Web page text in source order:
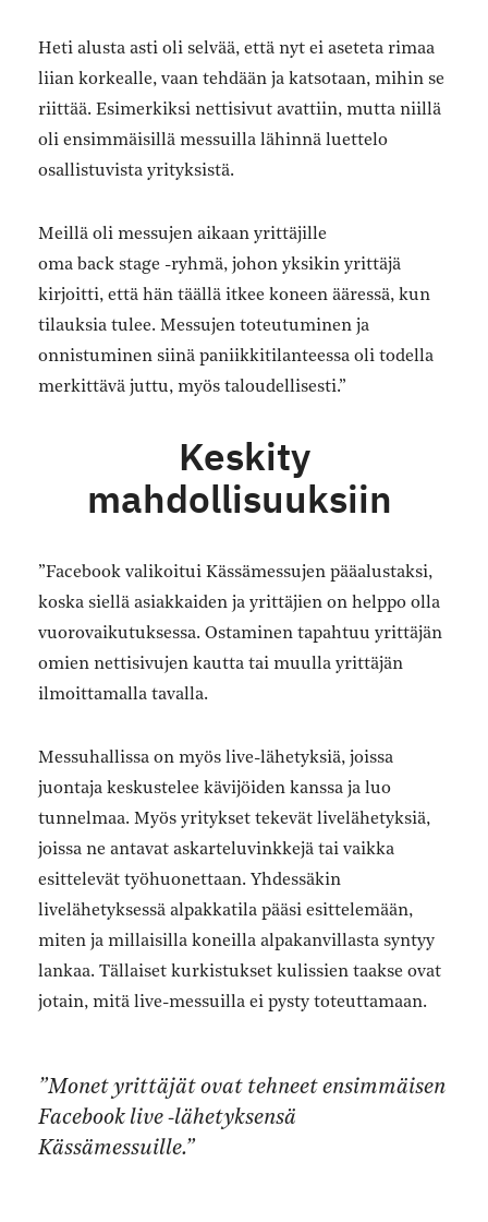
Heti alusta asti oli selvää, että nyt ei aseteta rimaa
liian korkealle, vaan tehdään ja katsotaan, mihin se
riittää. Esimerkiksi nettisivut avattiin, mutta niillä
oli ensimmäisillä messuilla lähinnä luettelo
osallistuvista yrityksistä.
Meillä oli messujen aikaan yrittäjille
oma back stage -ryhmä, johon yksikin yrittäjä
kirjoitti, että hän täällä itkee koneen ääressä, kun
tilauksia tulee. Messujen toteutuminen ja
onnistuminen siinä paniikkitilanteessa oli todella
merkittävä juttu, myös taloudellisesti.”
Keskity
mahdollisuuksiin
”Facebook valikoitui Kässämessujen pääalustaksi,
koska siellä asiakkaiden ja yrittäjien on helppo olla
vuorovaikutuksessa. Ostaminen tapahtuu yrittäjän
omien nettisivujen kautta tai muulla yrittäjän
ilmoittamalla tavalla.
Messuhallissa on myös live-lähetyksiä, joissa
juontaja keskustelee kävijöiden kanssa ja luo
tunnelmaa. Myös yritykset tekevät livelähetyksiä,
joissa ne antavat askarteluvinkkejä tai vaikka
esittelevät työhuonettaan. Yhdessäkin
livelähetyksessä alpakkatila pääsi esittelemään,
miten ja millaisilla koneilla alpakanvillasta syntyy
lankaa. Tällaiset kurkistukset kulissien taakse ovat
jotain, mitä live-messuilla ei pysty toteuttamaan.
”Monet yrittäjät ovat tehneet ensimmäisen
Facebook live -lähetyksensä
Kässämessuille.”